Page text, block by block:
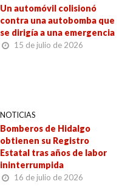
Un automóvil colisionó
contra una autobomba que
se dirigía a una emergencia
15 de julio de 2026
NOTICIAS
Bomberos de Hidalgo
obtienen su Registro
Estatal tras años de labor
ininterrumpida
16 de julio de 2026